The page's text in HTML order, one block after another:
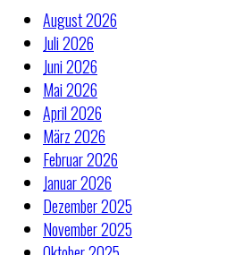
August 2026
Juli 2026
Juni 2026
Mai 2026
April 2026
März 2026
Februar 2026
Januar 2026
Dezember 2025
November 2025